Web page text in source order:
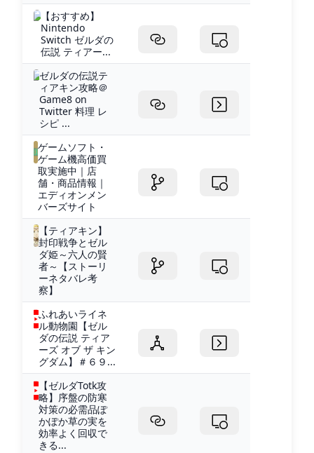
【おすすめ】
Nintendo
Switch ゼルダの
伝説 ティアー...
ゼルダの伝説テ
ィアキン攻略＠
Game8 on
Twitter 料理 レ
シピ ...
ゲームソフト・
ゲーム機高価買
取実施中｜店
舗・商品情報｜
エディオンメン
バーズサイト
【ティアキン】
封印戦争とゼル
ダ姫～六人の賢
者～【ストーリ
ーネタバレ考
察】
ふれあいライネ
ル動物園【ゼル
ダの伝説 ティア
ーズ オブ ザ キン
グダム】＃６９...
【ゼルダTotk攻
略】序盤の防寒
対策の必需品ぽ
かぽか草の実を
効率よく回収で
きる...